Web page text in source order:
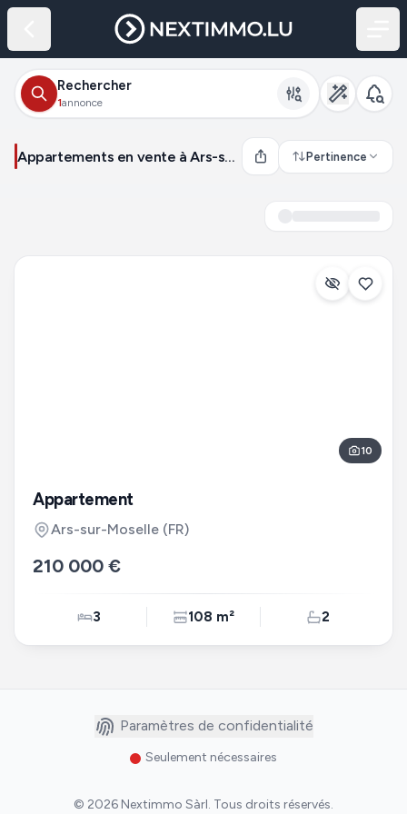
Rechercher
1annonce
Appartements en vente à Ars-sur-Moselle (France) Pertinence
10
Appartement
Ars-sur-Moselle (FR)
210 000 €
3 108 m² 2
Paramètres de confidentialité
Seulement nécessaires
© 2026 Nextimmo Sàrl. Tous droits réservés.